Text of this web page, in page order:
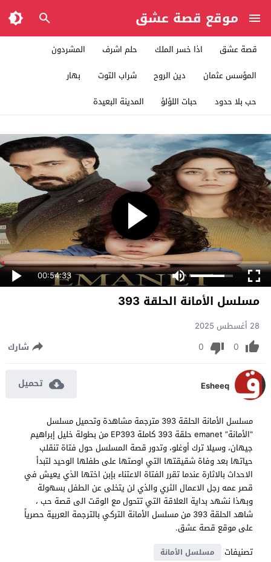
موقع قصة عشق
قصة عشق اذا خسر الملك حلم اشرف
المشردون
المؤسس عثمان
دين الروح شراب التوت
بهار
حب بلا حدود
حبات اللؤلؤ المدينة البعيدة
00:54:33
مسلسل الأمانة الحلقة 393
28 أغسطس 2025
0
0 شارك
Esheeq تحميل
مسلسل الأمانة الحلقة 393 مترجمة مشاهدة وتحميل مسلسل
“الأمانة” emanet حلقة 393 كاملة EP393 من بطولة خليل إبراهيم
جيهان، وسيلا ترك أوغلو، وتدور قصة المسلسل حول فتاة تنقلب
حياتها بعد وفاة شقيقتها التي اوصتها على طفلها الوحيد لتبدأ
الاحداث بالاثارة عندما تقرر الفتاة الاعتناء بإبن اختها الذي يعيش في
قصر عمه رجل الاعمال الثري والذي لن يتخلى عن الطفل بسهولة
وبهذا نشهد بداية العلاقة التي تتحول مع الوقت الى قصة حب ،
شاهد الحلقة 393 من مسلسل الأمانة التركي بالترجمة العربية حصرياً
على موقع قصة عشق.
تصنيفات
مسلسل الأمانة